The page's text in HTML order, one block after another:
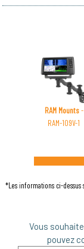
RAM Mounts-
RAM-109V-1
*Les informations ci-
Vous
pouvez